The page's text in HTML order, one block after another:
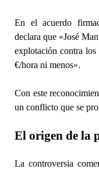
En el acuerdo
declara que «José
explotación contra
€/hora ni menos».
Con este
un conflicto que se
El origen de la
La controversia